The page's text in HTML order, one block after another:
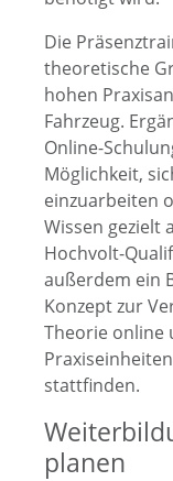
Die
theoretische
hohen
Fahrzeug.
Online-
Möglichkeit,
einzuarbeiten
Wissen gezielt
Hochvolt-
außerdem ein
Konzept zur
Theorie online
stattfinden.
planen